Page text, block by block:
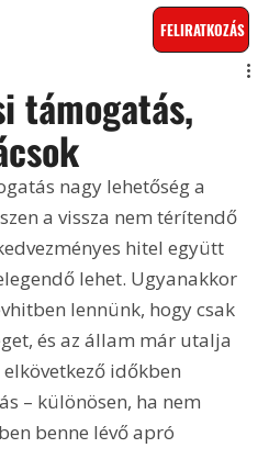
FELIRATKOZÁS
támogatás,
nagy lehetőség a
a vissza nem térítendő
hitel együtt
lehet. Ugyanakkor
lennünk, hogy csak
és az állam már utalja
elkövetkező időkben
– különösen, ha nem
benne lévő apró